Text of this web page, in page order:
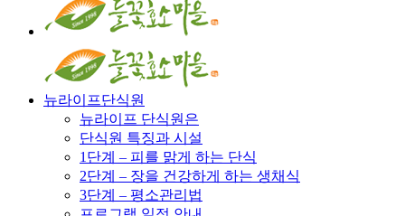
뉴라이프단식원
뉴라이프 단식원은
단식원 특징과 시설
1단계 – 피를 맑게 하는 단식
2단계 – 장을 건강하게 하는 생채식
3단계 – 평소관리법